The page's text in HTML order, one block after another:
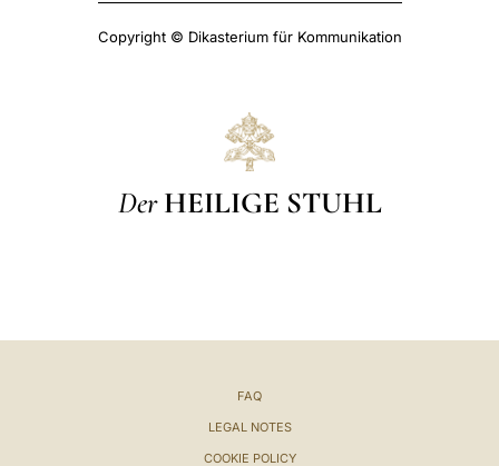
Copyright © Dikasterium für Kommunikation
Der HEILIGE STUHL
FAQ
LEGAL NOTES
COOKIE POLICY